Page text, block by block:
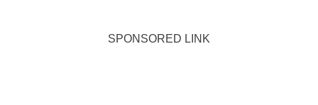
SPONSORED LINK